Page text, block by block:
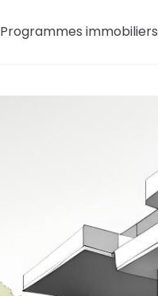
Programmes immobiliers